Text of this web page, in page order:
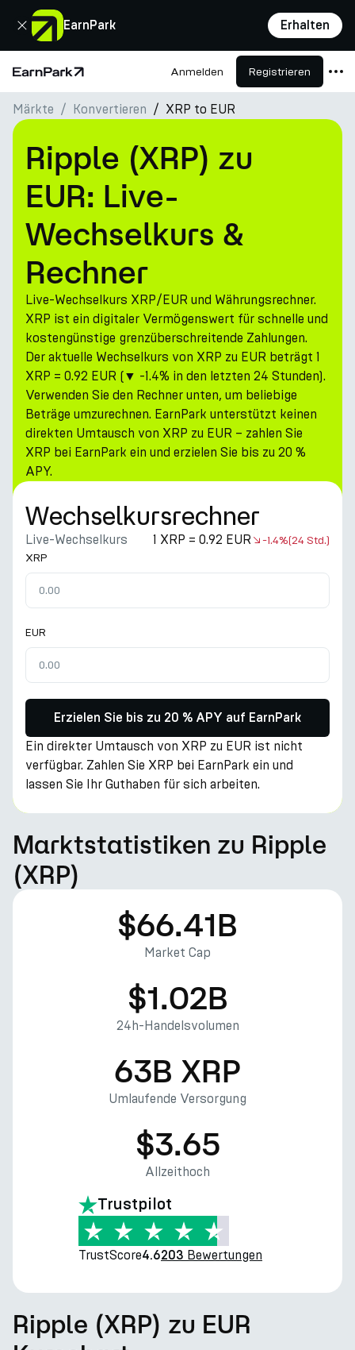
EarnPark Erhalten
Schließen
Startseite Anmelden Registrieren
Produkte
Märkte
Rechner
PARK Token
Ressourcen
Unternehmen
Märkte Konvertieren XRP to EUR
Ripple (XRP) zu
EUR: Live-
Wechselkurs &
Rechner
Live-Wechselkurs XRP/EUR und Währungsrechner.
XRP ist ein digitaler Vermögenswert für schnelle und
kostengünstige grenzüberschreitende Zahlungen.
Der aktuelle Wechselkurs von XRP zu EUR beträgt 1
XRP = 0.92 EUR (▼ -1.4% in den letzten 24 Stunden).
Verwenden Sie den Rechner unten, um beliebige
Beträge umzurechnen. EarnPark unterstützt keinen
direkten Umtausch von XRP zu EUR – zahlen Sie
XRP bei EarnPark ein und erzielen Sie bis zu 20 %
APY.
Wechselkursrechner
Live-Wechselkurs 1 XRP = 0.92 EUR -1.4%(24 Std.)
XRP
EUR
Erzielen Sie bis zu 20 % APY auf EarnPark
Ein direkter Umtausch von XRP zu EUR ist nicht
verfügbar. Zahlen Sie XRP bei EarnPark ein und
lassen Sie Ihr Guthaben für sich arbeiten.
Marktstatistiken zu Ripple
(XRP)
$66.41B
Market Cap
$1.02B
24h-Handelsvolumen
63B XRP
Umlaufende Versorgung
$3.65
Allzeithoch
Trustpilot
TrustScore4.6203 Bewertungen
Ripple (XRP) zu EUR